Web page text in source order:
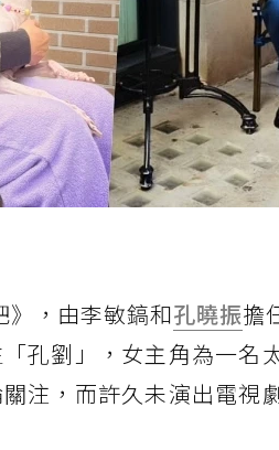
，由李敏鎬和孔曉振擔
孔劉」，女主角為一名
注，而許久未演出電視